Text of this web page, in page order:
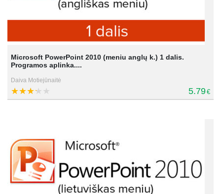
Microsoft PowerPoint 2010 (meniu anglų k.) 1 dalis.
Programos aplinka....
Daiva Motiejūnaitė
5.79€